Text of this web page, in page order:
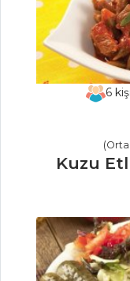
Mini Mac
tarifi Tarifi,
Yapılır?
Ziyafet Pilavı
Sebzeli Pilav
Tüm Tarifleri
6 kişi
Kuzu